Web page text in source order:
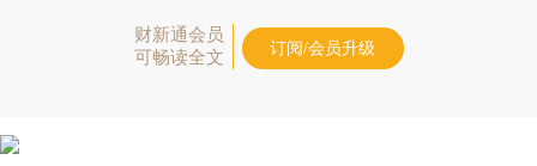
财新通会员
可畅读全文
订阅/会员升级